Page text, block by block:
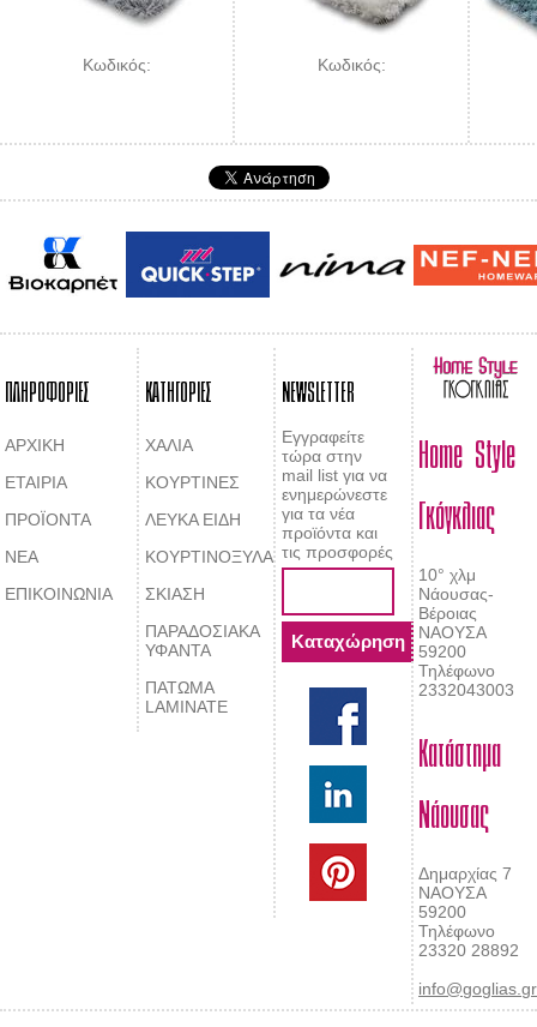
Κωδικός: Κωδικός:
ΠΛΗΡΟΦΟΡΙΕΣ
ΑΡΧΙΚΗ
ΕΤΑΙΡΙΑ
ΠΡΟΪΟΝΤΑ
ΝΕΑ
ΕΠΙΚΟΙΝΩΝΙΑ
ΚΑΤΗΓΟΡΙΕΣ
ΧΑΛΙΑ
ΚΟΥΡΤΙΝΕΣ
ΛΕΥΚΑ ΕΙΔΗ
ΚΟΥΡΤΙΝΟΞΥΛΑ
ΣΚΙΑΣΗ
ΠΑΡΑΔΟΣΙΑΚΑ
ΥΦΑΝΤΑ
ΠΑΤΩΜΑ
LAMINATE
NEWSLETTER
Εγγραφείτε
τώρα στην
mail list για να
ενημερώνεστε
για τα νέα
προϊόντα και
τις προσφορές
Home Style
Γκόγκλιας
10° χλμ
Νάουσας-
Βέροιας
ΝΑΟΥΣΑ
59200
Τηλέφωνο
2332043003
Κατάστημα
Νάουσας
Δημαρχίας 7
ΝΑΟΥΣΑ
59200
Τηλέφωνο
23320 28892
info@goglias.gr